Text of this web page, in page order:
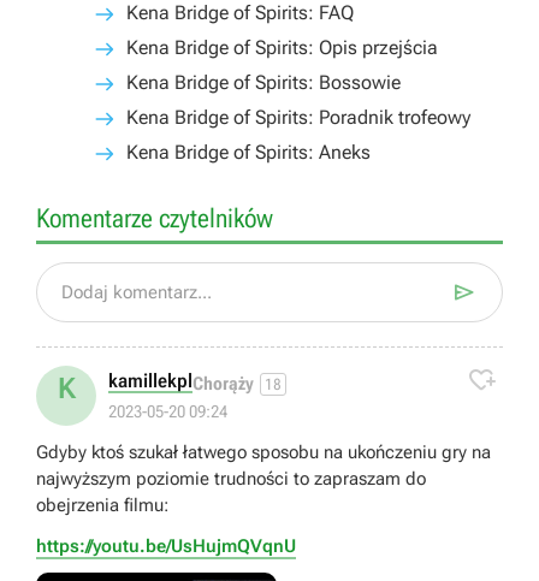
Kena Bridge of Spirits: FAQ
Kena Bridge of Spirits: Opis przejścia
Kena Bridge of Spirits: Bossowie
Kena Bridge of Spirits: Poradnik trofeowy
Kena Bridge of Spirits: Aneks
Komentarze czytelników
Dodaj komentarz... 
K kamillekplChorąży 18
2023-05-20 09:24

Gdyby ktoś szukał łatwego sposobu na ukończeniu gry na
najwyższym poziomie trudności to zapraszam do
obejrzenia filmu:
https://youtu.be/UsHujmQVqnU